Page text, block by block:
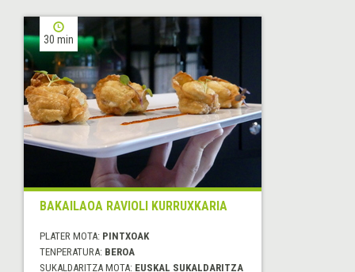
30 min
BAKAILAOA RAVIOLI KURRUXKARIA
PLATER MOTA: PINTXOAK
TENPERATURA: BEROA
SUKALDARITZA MOTA: EUSKAL SUKALDARITZA